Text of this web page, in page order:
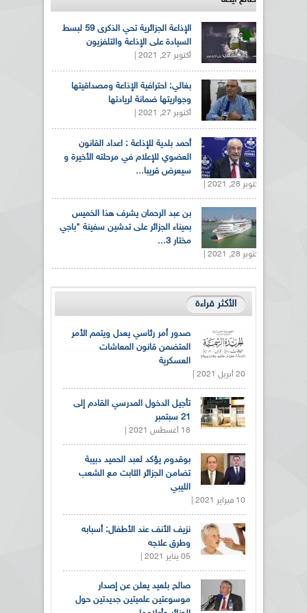
الإذاعة الجزائرية تحي الذكرى 59 لبسط
السيادة على الإذاعة والتلفزيون
أكتوبر 27, 2021 |
بغالي: احترافية الإذاعة ومصداقيتها
وجواريتها ضمانة لريادتها
أكتوبر 27, 2021 |
أحمد بلدية للإذاعة : اعداد القانون
العضوي للإعلام في مرحلته الأخيرة و
سيعرض قريبا...
أكتوبر 28, 2021 |
بن عبد الرحمان يشرف هذا الخميس
بميناء الجزائر على تدشين سفينة "باجي
مختار 3...
أكتوبر 28, 2021 |
الأكثر قراءة
صدور أمر رئاسي يعدل ويتمم الأمر
المتضمن قانون المعاشات
العسكرية
20 أبريل 2021 |
تأجيل الدخول المدرسي القادم إلى
21 سبتمبر
18 أغسطس 2021 |
بوقدوم يؤكد لعبد الحميد دبيبة
تضامن الجزائر الثابت مع الشعب
الليبي
10 فبراير 2021 |
نزيف الأنف عند الأطفال: أسبابه
وطرق علاجه
05 يناير 2021 |
صالح بلعيد يعلن عن إصدار
موسوعتين علميتين جديدتين حول